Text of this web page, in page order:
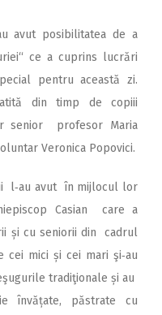
avut posibilitatea de a
ce a cuprins lucrări
pentru această zi.
din timp de copiii
senior profesor Maria
Veronica Popovici.
l‑au avut în mijlocul lor
Casian care a
și cu seniorii din cadrul
mici și cei mari şi‑au
tradiţionale și au
învățate, păstrate cu